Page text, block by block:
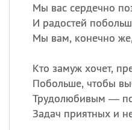
Мы вас сердечно
И радостей
Мы вам, конечно
Кто замуж хочет,
Побольше, чтобы
Трудолюбивым —
Задач приятных и